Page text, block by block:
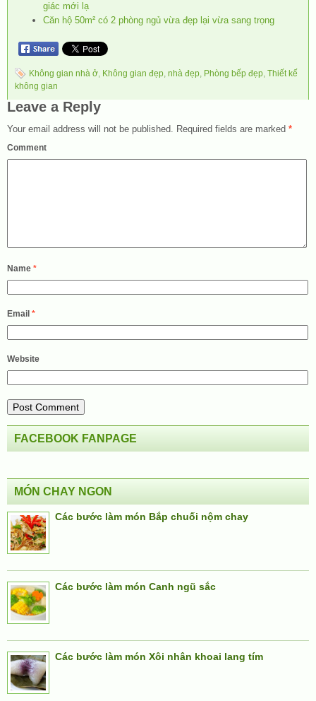
giác mới lạ
Căn hộ 50m² có 2 phòng ngủ vừa đẹp lại vừa sang trọng
Không gian nhà ở, Không gian đẹp, nhà đẹp, Phòng bếp đẹp, Thiết kế
không gian
Leave a Reply
Your email address will not be published. Required fields are marked *
Comment
Name *
Email *
Website
FACEBOOK FANPAGE
MÓN CHAY NGON
Các bước làm món Bắp chuối nộm chay
Các bước làm món Canh ngũ sắc
Các bước làm món Xôi nhân khoai lang tím